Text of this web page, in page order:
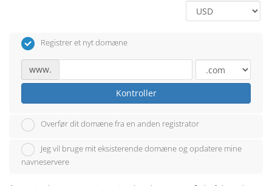
Registrer et nyt domæne
www.
Kontroller
Overfør dit domæne fra en anden registrator
Jeg vil bruge mit eksisterende domæne og opdatere mine
navneservere